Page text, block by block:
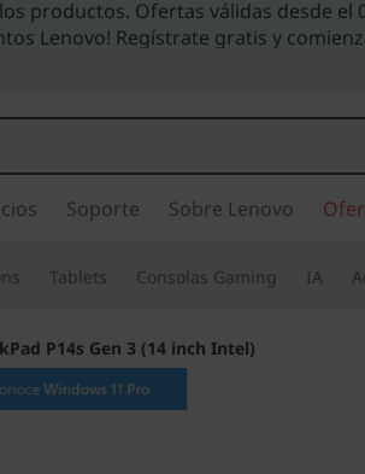
productos. Ofertas válidas desde el
Lenovo! Regístrate gratis y
Soporte Sobre Lenovo
Tablets Consolas Gaming IA
P14s Gen 3 (14 inch Intel)